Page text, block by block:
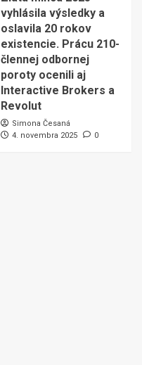
vyhlásila výsledky a
oslavila 20 rokov
existencie. Prácu 210-
člennej odbornej
poroty ocenili aj
Interactive Brokers a
Revolut
Simona Česaná
4. novembra 2025
0